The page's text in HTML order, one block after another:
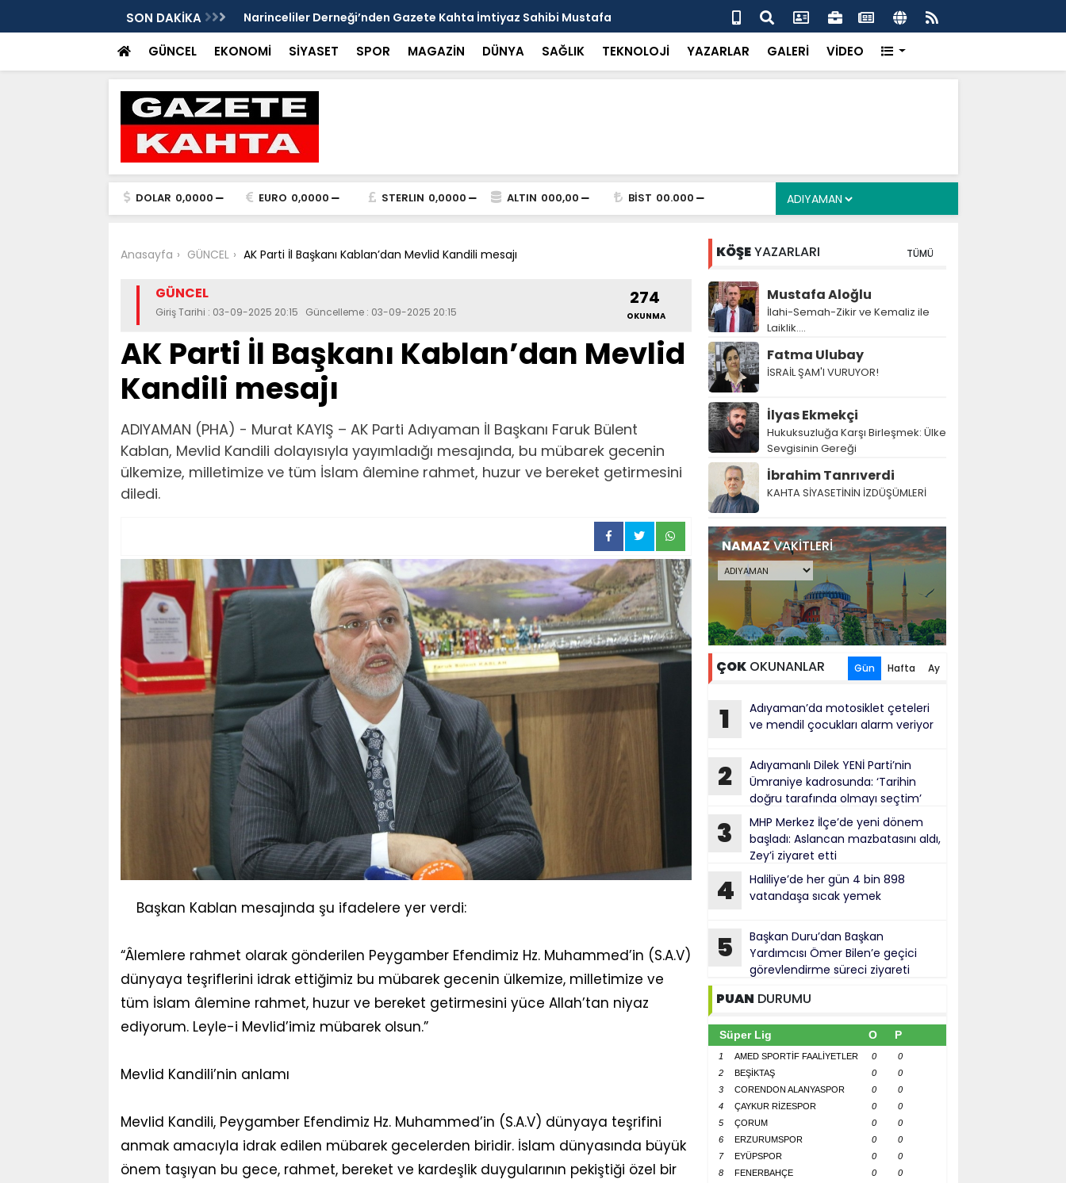
SON DAKİKA
Kahta İmtiyaz Sahibi Mustafa
Şanlıurfa’da yaz uyarısı: Güneşten Korunmayı Alışkanlık Haline
Getirin
Haliliye’de her gün 4 bin 898 vatandaşa sıcak yemek
GÜNCEL EKONOMİ SİYASET SPOR MAGAZİN DÜNYA SAĞLIK TEKNOLOJİ YAZARLAR GALERİ VİDEO
DOLAR 0,0000 EURO 0,0000 STERLIN 0,0000 ALTIN 000,00 BİST 00.000
Anasayfa GÜNCEL AK Parti İl Başkanı Kablan’dan Mevlid Kandili mesajı
GÜNCEL
Giriş Tarihi : 03-09-2025 20:15 Güncelleme : 03-09-2025 20:15
274
OKUNMA
AK Parti İl Başkanı Kablan’dan Mevlid
Kandili mesajı
ADIYAMAN (PHA) - Murat KAYIŞ – AK Parti Adıyaman İl Başkanı Faruk Bülent
Kablan, Mevlid Kandili dolayısıyla yayımladığı mesajında, bu mübarek gecenin
ülkemize, milletimize ve tüm İslam âlemine rahmet, huzur ve bereket getirmesini
diledi.
Başkan Kablan mesajında şu ifadelere yer verdi:
“Âlemlere rahmet olarak gönderilen Peygamber Efendimiz Hz. Muhammed’in (S.A.V)
dünyaya teşriflerini idrak ettiğimiz bu mübarek gecenin ülkemize, milletimize ve
tüm İslam âlemine rahmet, huzur ve bereket getirmesini yüce Allah’tan niyaz
ediyorum. Leyle-i Mevlid’imiz mübarek olsun.”
Mevlid Kandili’nin anlamı
Mevlid Kandili, Peygamber Efendimiz Hz. Muhammed’in (S.A.V) dünyaya teşrifini
anmak amacıyla idrak edilen mübarek gecelerden biridir. İslam dünyasında büyük
önem taşıyan bu gece, rahmet, bereket ve kardeşlik duygularının pekiştiği özel bir
KÖŞEYAZARLARI TÜMÜ
Mustafa Aloğlu
İlahi-Semah-Zikir ve Kemaliz ile
Laiklik….
Fatma Ulubay
İSRAİL ŞAM'I VURUYOR!
İlyas Ekmekçi
Hukuksuzluğa Karşı Birleşmek: Ülke
Sevgisinin Gereği
İbrahim Tanrıverdi
KAHTA SİYASETİNİN İZDÜŞÜMLERİ
NAMAZVAKİTLERİ
ÇOKOKUNANLAR Gün Hafta Ay
1
Adıyaman’da motosiklet çeteleri
ve mendil çocukları alarm veriyor
2
Adıyamanlı Dilek YENİ Parti’nin
Ümraniye kadrosunda: ‘Tarihin
doğru tarafında olmayı seçtim’
3
MHP Merkez İlçe’de yeni dönem
başladı: Aslancan mazbatasını aldı,
Zey’i ziyaret etti
4
Haliliye’de her gün 4 bin 898
vatandaşa sıcak yemek
5
Başkan Duru’dan Başkan
Yardımcısı Ömer Bilen’e geçici
görevlendirme süreci ziyareti
PUAN DURUMU
Süper Lig O P
1 AMED SPORTİF FAALİYETLER 0
0
2
BEŞİKTAŞ 0
0
3
CORENDON ALANYASPOR 0
0
4
ÇAYKUR RİZESPOR 0
0
5
ÇORUM 0
0
6
ERZURUMSPOR 0
0
7
EYÜPSPOR 0
0
8
FENERBAHÇE 0
0